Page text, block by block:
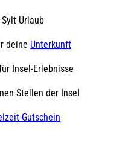
Urlaub
deine Unterkunft
Insel-Erlebnisse
Stellen der Insel
Gutschein